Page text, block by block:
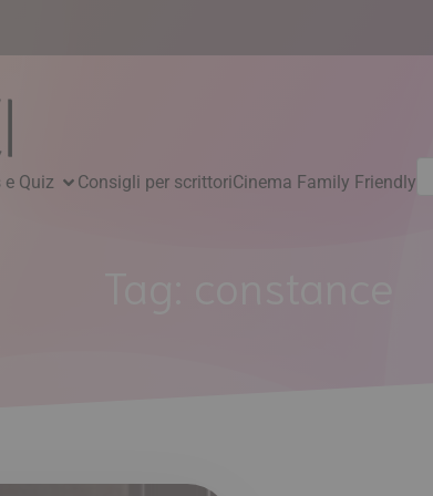
e Quiz Consigli per scrittoriCinema Family Friendlyper: